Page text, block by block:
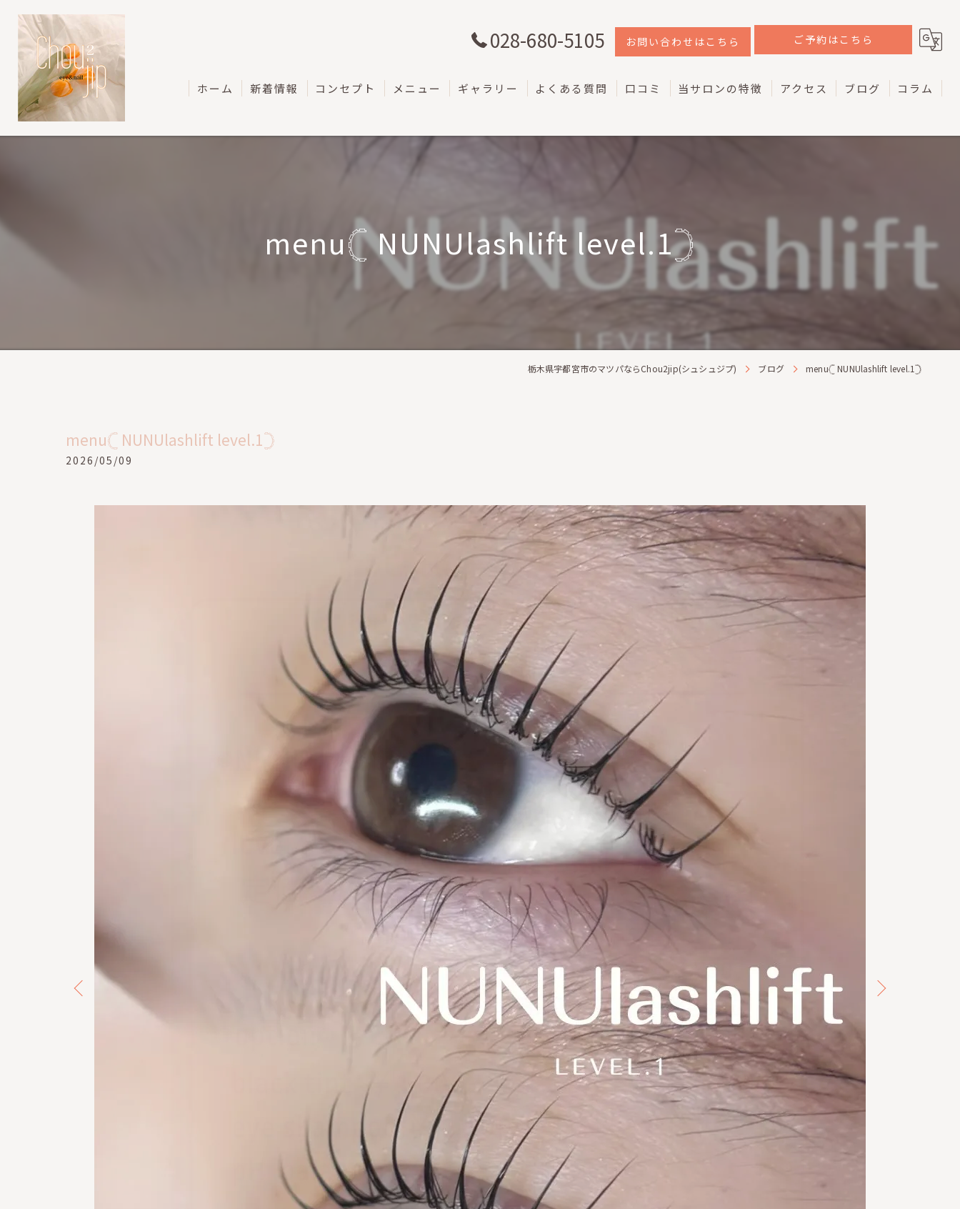
028-680-5105 お問い合わせはこちら ご予約はこちら
ホーム 新着情報 コンセプト メニュー ギャラリー よくある質問 口コミ 当サロンの特徴
韓国
マツエク
アイブロウ
アクセス ブログ コラム
menu𓊆 NUNUlashlift level.1𓊇
栃木県宇都宮市のマツパならChou2jip(シュシュジプ) ブログ menu𓊆 NUNUlashlift level.1𓊇
menu𓊆 NUNUlashlift level.1𓊇
2026/05/09